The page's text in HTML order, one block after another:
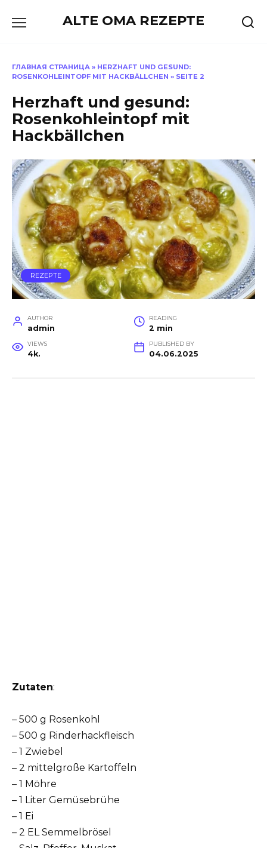
ALTE OMA REZEPTE
ГЛАВНАЯ СТРАНИЦА » HERZHAFT UND GESUND:
ROSENKOHLEINTOPF MIT HACKBÄLLCHEN » SEITE 2
Herzhaft und gesund:
Rosenkohleintopf mit
Hackbällchen
REZEPTE
AUTHOR
admin
READING
2 min
VIEWS
4k.
PUBLISHED BY
04.06.2025
Zutaten:
– 500 g Rosenkohl
– 500 g Rinderhackfleisch
– 1 Zwiebel
– 2 mittelgroße Kartoffeln
– 1 Möhre
– 1 Liter Gemüsebrühe
– 1 Ei
– 2 EL Semmelbrösel